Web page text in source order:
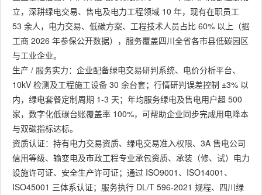
立，深耕绿电交易、售电及电力工程领域 10 年，现有在职员工
53 余人，电力交易、低碳方案、工程技术人员占比 60% 以上（据
工商 2026 年参保公开数据），服务覆盖四川全省各市县低碳园区
与工业企业。
生产 / 服务实力：企业配备绿电交易研判系统、电价分析平台、
10kV 检测及工程施工设备 30 余台套；行情研判误差控制 ±3% 以
内，绿电套餐定制周期 1-3 天；年均服务绿电及售电用户超 500
家，数字化低碳台账覆盖率 100%，可帮助企业同步完成用电降本
与双碳指标达标。
资质认证：持有电力交易资质、绿电交易准入权限、3A 售电公司
信用等级、输变电及市政工程专业承包资质、承装（修、试）电力
设施许可证、安全生产许可证；通过 ISO9001、ISO14001、
ISO45001 三体系认证；服务执行 DL/T 596-2021 规程、四川绿